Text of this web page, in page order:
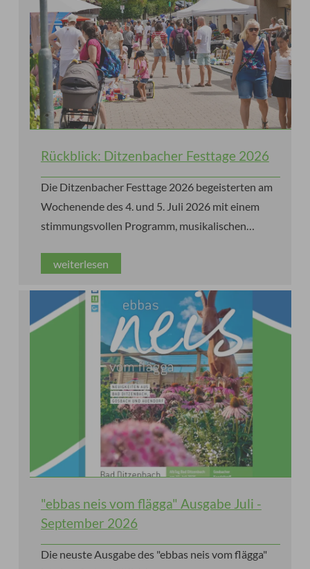
Rückblick: Ditzenbacher Festtage 2026
Die Ditzenbacher Festtage 2026 begeisterten am
stimmungsvollen Programm, musikalischen
Menge guter Laune und Sonnenschein.
weiterlesen
"ebbas neis vom flägga" Ausgabe Juli -
September 2026